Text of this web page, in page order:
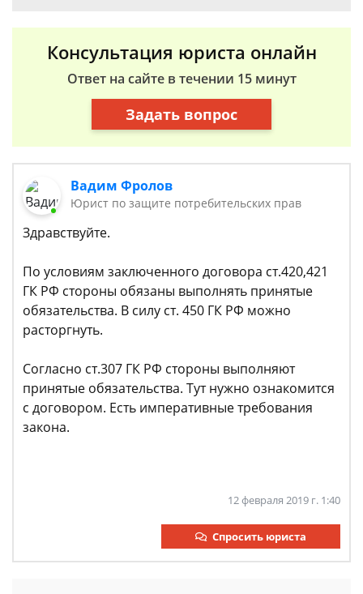
Консультация юриста онлайн
Ответ на сайте в течении 15 минут
Задать вопрос
Вадим Фролов
Юрист по защите потребительских прав
Здравствуйте.
По условиям заключенного договора ст.420,421
ГК РФ стороны обязаны выполнять принятые
обязательства. В силу ст. 450 ГК РФ можно
расторгнуть.
Согласно ст.307 ГК РФ стороны выполняют
принятые обязательства. Тут нужно ознакомится
с договором. Есть императивные требования
закона.
12 февраля 2019 г. 1:40
Спросить юриста